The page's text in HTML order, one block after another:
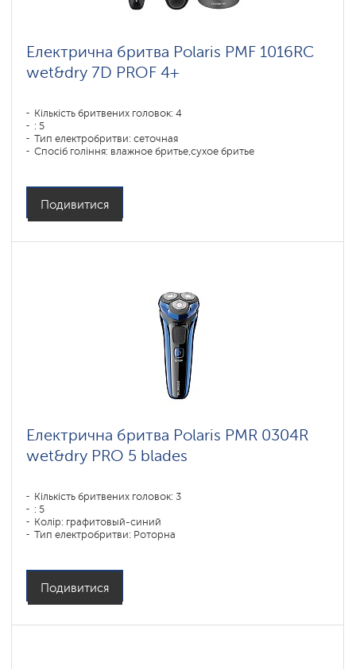
Електрична бритва Polaris PMF 1016RC
wet&dry 7D PROF 4+
Кількість бритвених головок: 4
: 5
Тип електробритви: сеточная
Спосіб гоління: влажное бритье,сухое бритье
Подивитися
Електрична бритва Polaris PMR 0304R
wet&dry PRO 5 blades
Кількість бритвених головок: 3
: 5
Колір: графитовый-синий
Тип електробритви: Роторна
Час зарядки акумулятора: 1,5
Подивитися